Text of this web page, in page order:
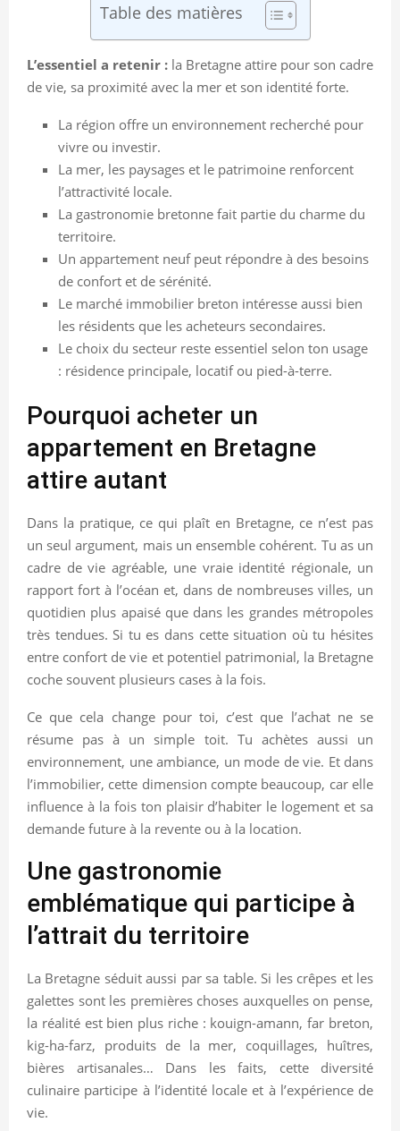
Table des matières
L’essentiel a retenir : la Bretagne attire pour son cadre
de vie, sa proximité avec la mer et son identité forte.
La région offre un environnement recherché pour
vivre ou investir.
La mer, les paysages et le patrimoine renforcent
l’attractivité locale.
La gastronomie bretonne fait partie du charme du
territoire.
Un appartement neuf peut répondre à des besoins
de confort et de sérénité.
Le marché immobilier breton intéresse aussi bien
les résidents que les acheteurs secondaires.
Le choix du secteur reste essentiel selon ton usage
: résidence principale, locatif ou pied-à-terre.
Pourquoi acheter un
appartement en Bretagne
attire autant
Dans la pratique, ce qui plaît en Bretagne, ce n’est pas
un seul argument, mais un ensemble cohérent. Tu as un
cadre de vie agréable, une vraie identité régionale, un
rapport fort à l’océan et, dans de nombreuses villes, un
quotidien plus apaisé que dans les grandes métropoles
très tendues. Si tu es dans cette situation où tu hésites
entre confort de vie et potentiel patrimonial, la Bretagne
coche souvent plusieurs cases à la fois.
Ce que cela change pour toi, c’est que l’achat ne se
résume pas à un simple toit. Tu achètes aussi un
environnement, une ambiance, un mode de vie. Et dans
l’immobilier, cette dimension compte beaucoup, car elle
influence à la fois ton plaisir d’habiter le logement et sa
demande future à la revente ou à la location.
Une gastronomie
emblématique qui participe à
l’attrait du territoire
La Bretagne séduit aussi par sa table. Si les crêpes et les
galettes sont les premières choses auxquelles on pense,
la réalité est bien plus riche : kouign-amann, far breton,
kig-ha-farz, produits de la mer, coquillages, huîtres,
bières artisanales… Dans les faits, cette diversité
culinaire participe à l’identité locale et à l’expérience de
vie.